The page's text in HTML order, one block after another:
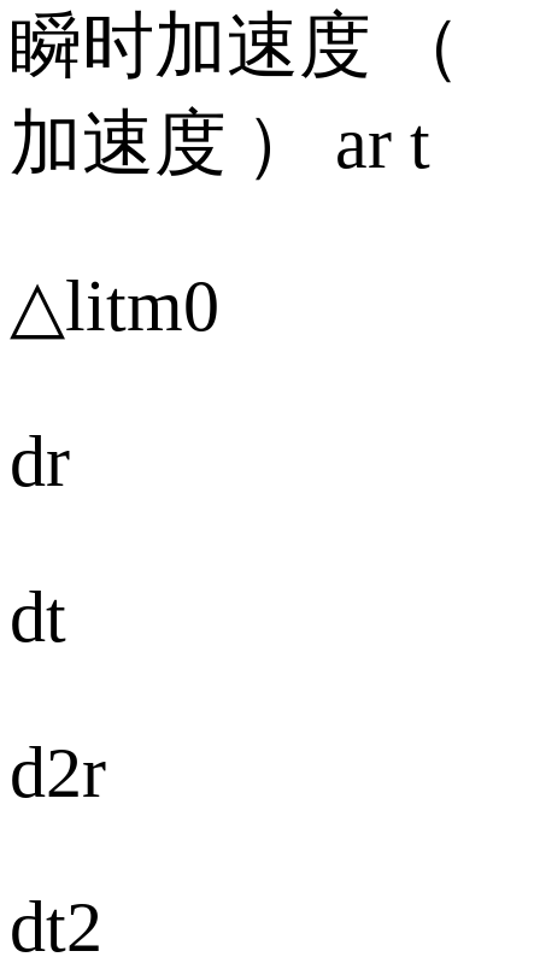
瞬时加速度 （
加速度 ） ar t
△litm0
dr
dt
d2r
dt2